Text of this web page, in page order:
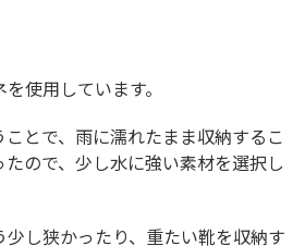
使用しています。
とで、雨に濡れたまま収納するこ
ので、少し水に強い素材を選択し
し狭かったり、重たい靴を収納す